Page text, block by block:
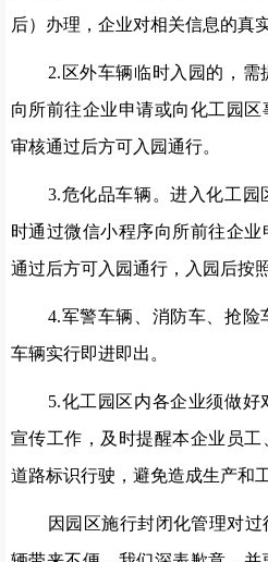
后） 办理，企业对相关信息的真
2. 区外车辆临时入园的，需
向所前往企业申请或向化工园
审核通过后方可入园通行。
3.危化品车辆。进入化工园
时通过微信小程序向所前往企
通过后方可入园通行，入园后按
4.军警车辆、消防车、抢险
车辆实行即进即出。
5.化工园区内各企业须做好
宣传工作，及时提醒本企业员
道路标识行驶，避免造成生产和
因园区施行封闭化管理对